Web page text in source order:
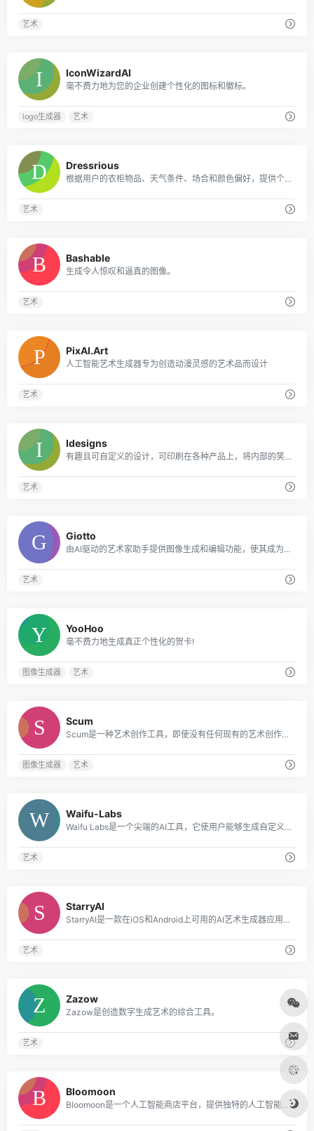
艺术
IconWizardAI
毫不费力地为您的企业创建个性化的图标和徽标。
logo生成器 艺术
Dressrious
根据用户的衣柜物品、天气条件、场合和颜色偏好，提供个性化的日常服装推荐。
艺术
Bashable
生成令人惊叹和逼真的图像。
艺术
PixAI.Art
人工智能艺术生成器专为创造动漫灵感的艺术品而设计
艺术
Idesigns
有趣且可自定义的设计，可印刷在各种产品上，将内部的笑话和兴趣转化为难忘的礼物。
艺术
Giotto
由AI驱动的艺术家助手提供图像生成和编辑功能，使其成为艺术家和创意人员的宝贵工具。
艺术
YooHoo
毫不费力地生成真正个性化的贺卡!
图像生成器 艺术
Scum
Scum是一种艺术创作工具，即使没有任何现有的艺术创作经验，用户也可以毫不费力地创作令人惊叹的艺术品。
图像生成器 艺术
Waifu-Labs
Waifu Labs是一个尖端的AI工具，它使用户能够生成自定义的动漫肖像。
艺术
StarryAI
StarryAI是一款在iOS和Android上可用的AI艺术生成器应用程序，可将文字转化为令人惊叹的艺术品。
艺术
Zazow
Zazow是创造数字生成艺术的综合工具。
艺术
Bloomoon
Bloomoon是一个人工智能商店平台，提供独特的人工智能生成的绘画